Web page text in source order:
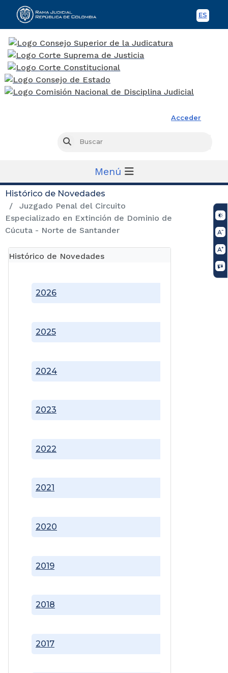
ES
Acceder
Buscar
Menú
Histórico de Novedades
Juzgado Penal del Circuito
Especializado en Extinción de Dominio de
Cúcuta - Norte de Santander
Histórico de Novedades
2017
2018
2019
2020
2021
2022
2023
2024
2025
2026